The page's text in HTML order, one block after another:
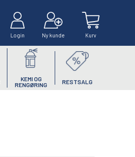
Login Ny kunde Kurv
KEMI OG
RENGØRING
RESTSALG